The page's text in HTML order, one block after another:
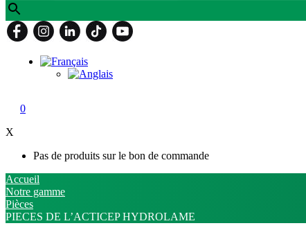
0
X
Pas de produits sur le bon de commande
Accueil
Notre gamme
Pièces
PIECES DE L’ACTICEP HYDROLAME